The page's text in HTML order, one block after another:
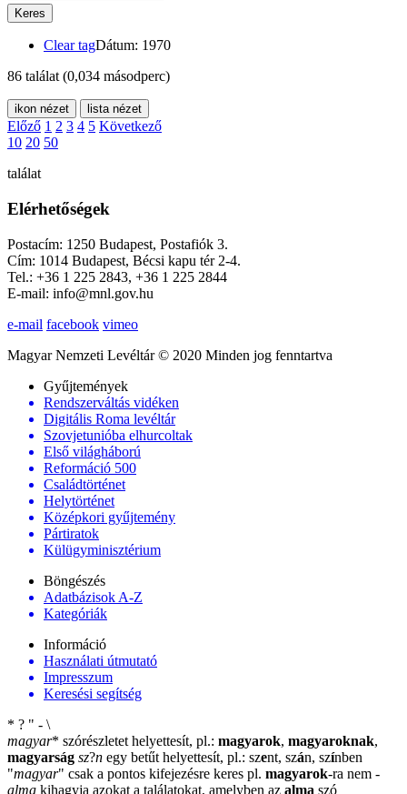
Keres
Clear tagDátum: 1970
86 találat (0,034 másodperc)
ikon nézet lista nézet
Előző 1 2 3 4 5 Következő
10 20 50
találat
Elérhetőségek
Postacím: 1250 Budapest, Postafiók 3.
Cím: 1014 Budapest, Bécsi kapu tér 2-4.
Tel.: +36 1 225 2843, +36 1 225 2844
E-mail: info@mnl.gov.hu
e-mail facebook vimeo
Magyar Nemzeti Levéltár © 2020 Minden jog fenntartva
Gyűjtemények
Rendszerváltás vidéken
Digitális Roma levéltár
Szovjetunióba elhurcoltak
Első világháború
Reformáció 500
Családtörténet
Helytörténet
Középkori gyűjtemény
Pártiratok
Külügyminisztérium
Böngészés
Adatbázisok A-Z
Kategóriák
Információ
Használati útmutató
Impresszum
Keresési segítség
* ? " - \
magyar* szórészletet helyettesít, pl.: magyarok, magyaroknak,
magyarság sz?n egy betűt helyettesít, pl.: szent, szán, színben
"magyar" csak a pontos kifejezésre keres pl. magyarok-ra nem -
alma kihagyja azokat a találatokat, amelyben az alma szó